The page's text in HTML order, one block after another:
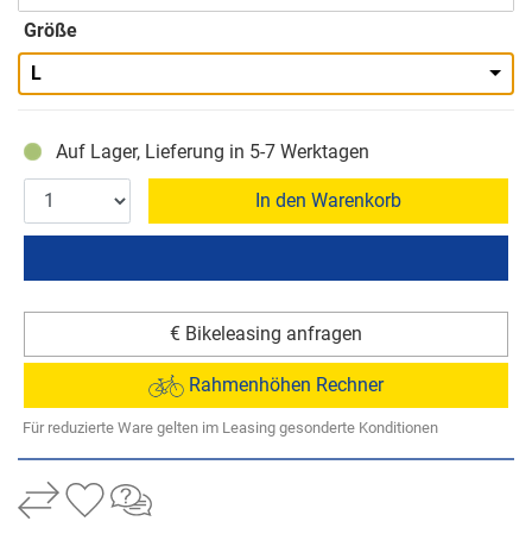
Größe
L
Auf Lager, Lieferung in 5-7 Werktagen
In den Warenkorb
€ Bikeleasing anfragen
Rahmenhöhen Rechner
Für reduzierte Ware gelten im Leasing gesonderte Konditionen